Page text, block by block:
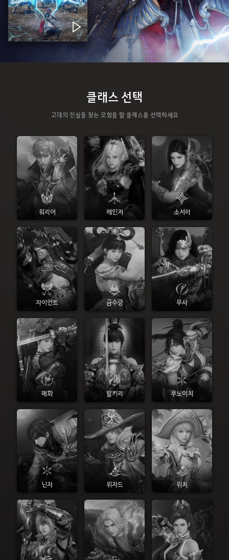
클래스 선택
고대의 진실을 찾는 모험을 할 클래스를 선택하세요
워리어 레인저 소서러
자이언트 금수랑 무사
매화 발키리 쿠노이치
닌자 위자드 위치